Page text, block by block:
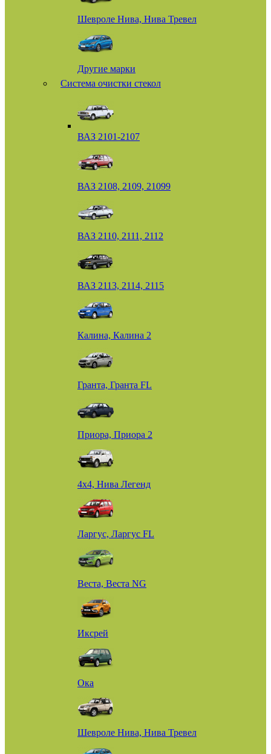
Шевроле Нива, Нива Тревел
Другие марки
Система очистки стекол
ВАЗ 2101-2107
ВАЗ 2108, 2109, 21099
ВАЗ 2110, 2111, 2112
ВАЗ 2113, 2114, 2115
Калина, Калина 2
Гранта, Гранта FL
Приора, Приора 2
4х4, Нива Легенд
Ларгус, Ларгус FL
Веста, Веста NG
Иксрей
Ока
Шевроле Нива, Нива Тревел